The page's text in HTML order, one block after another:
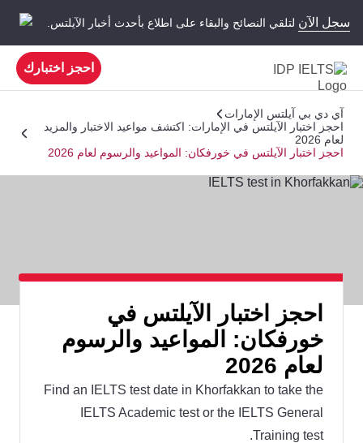
سجل الآن لتلقي النصائح والبقاء على اطلاع بأحدث أخبار الآيلتس.
احجز اختبارك
آي دي بي آيلتس الإمارات
احجز اختبار الآيلتس في الإمارات: اكتشف مواعيد الاختبار والمزيد
لعام 2026
احجز اختبار الآيلتس في خورفكان: المواعيد والرسوم لعام 2026
احجز اختبار الآيلتس في
خورفكان: المواعيد والرسوم
لعام 2026
Find an IELTS test date in Khorfakkan to take the
IELTS Academic test or the IELTS General
Training test.